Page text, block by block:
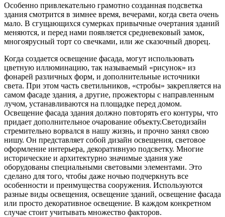
Особенно привлекательно грамотно созданная подсветка
здания смотрится в зимнее время, вечерами, когда света очень
мало. В сгущающихся сумерках привычные очертания зданий
меняются, и перед нами появляется средневековый замок,
многоярусный торт со свечками, или же сказочный дворец.
Когда создается освещение фасада, могут использовать
цветную иллюминацию, так называемый «рисунок» из
фонарей различных форм, и дополнительные источники
света. При этом часть светильников, «стробы» закрепляется на
самом фасаде здания, а другие, прожекторы с направленным
лучом, устанавливаются на площадке перед домом.
Освещение фасада здания должно повторять его контуры, что
придает дополнительное очарование объекту.Светодизайн
стремительно ворвался в нашу жизнь, и прочно занял свою
нишу. Он представляет собой дизайн освещения, световое
оформление интерьера, декоративную подсветку. Многие
исторические и архитектурно значимые здания уже
оборудованы специальными световыми элементами. Это
сделано для того, чтобы даже ночью подчеркнуть все
особенности и преимущества сооружения. Используются
разные виды освещения, освещение зданий, освещение фасада
или просто декоративное освещение. В каждом конкретном
случае стоит учитывать множество факторов.